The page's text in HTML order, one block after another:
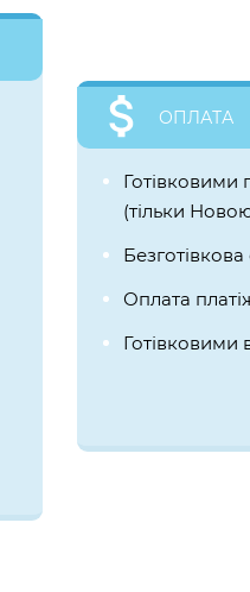
ОПЛАТА
Готівковими
(тільки
Оплата
Готівковими